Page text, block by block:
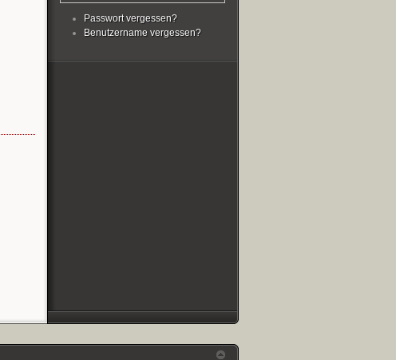
Passwort vergessen?
Benutzername vergessen?